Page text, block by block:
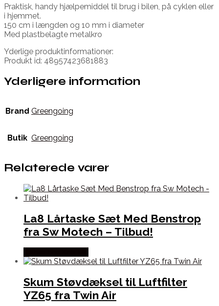
Praktisk, handy hjælpemiddel til brug i bilen, på cyklen eller
i hjemmet.
150 cm i længden og 10 mm i diameter
Med plastbelagte metalkro
Yderlige produktinformationer:
Produkt id: 48957423681883
Yderligere information
Brand Greengoing
Butik Greengoing
Relaterede varer
La8 Lårtaske Sæt Med Benstrop
fra Sw Motech – Tilbud!
Skum Støvdæksel til Luftfilter
YZ65 fra Twin Air